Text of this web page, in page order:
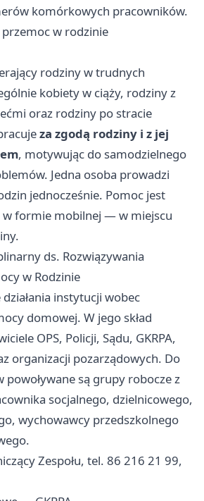
komórkowych pracowników.
w rodzinie
rodziny w trudnych
kobiety w ciąży, rodziny z
oraz rodziny po stracie
za zgodą rodziny i z jej
, motywując do samodzielnego
Jedna osoba prowadzi
jednocześnie. Pomoc jest
w formie mobilnej — w miejscu
ds. Rozwiązywania
w Rodzinie
instytucji wobec
domowej. W jego skład
OPS, Policji, Sądu, GKRPA,
organizacji pozarządowych. Do
są grupy robocze z
socjalnego, dzielnicowego,
wychowawcy przedszkolnego
Zespołu, tel. 86 216 21 99,